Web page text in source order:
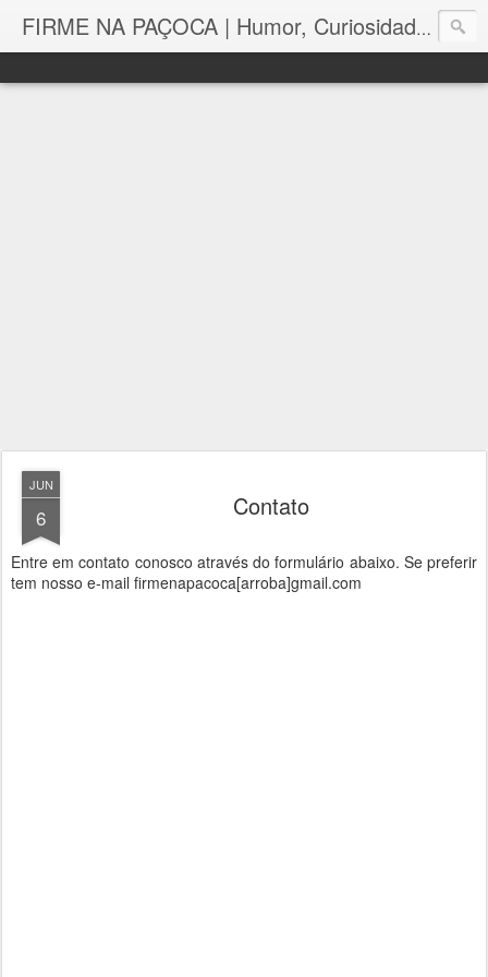
FIRME NA PAÇOCA | Humor, Curiosidades, Tutoriais e Muito mais
JUN
6 Contato
Entre em contato conosco através do formulário abaixo. Se preferir
tem nosso e-mail firmenapacoca[arroba]gmail.com